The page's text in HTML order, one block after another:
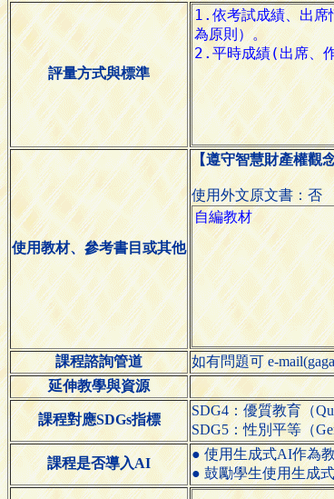
評量方式與標準
使用教材、參考書目或其他
【遵守智慧財產權觀
使用外文原文書：否
課程諮詢管道
如有問題可 e-
延伸教學與資源
課程對應SDGs指標
SDG4：優質教育（
SDG5：性別平等（
課程是否導入AI
● 使用生成式AI作為教
● 鼓勵學生使用生成式